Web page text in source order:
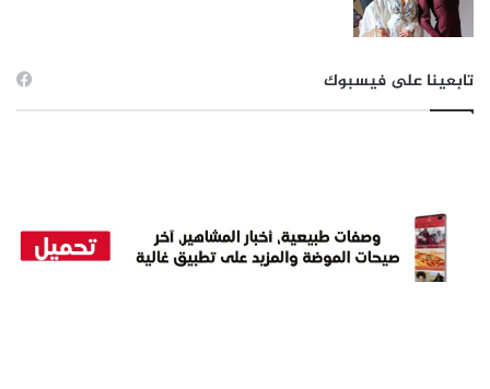
تابعينا على فيسبوك